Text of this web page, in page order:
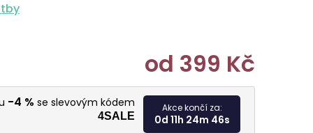
od 399 Kč
Měrná
-4 % se slevovým kódem
4SALE
Akce končí za:
0d 11h 24m 45s